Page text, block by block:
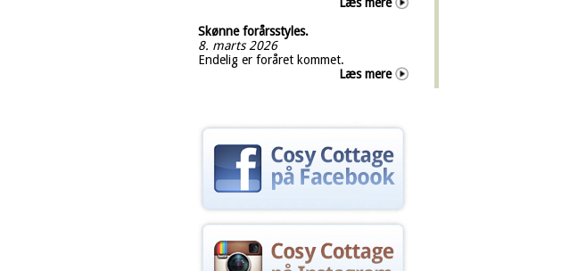
Skønne forårsstyles.
8. marts 2026
Endelig er foråret kommet.
Læs mere